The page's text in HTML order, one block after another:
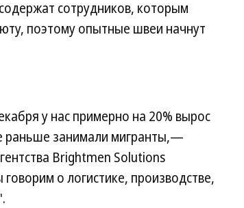
сотрудников, которым
поэтому опытные швеи начнут
у нас примерно на 20% вырос
раньше занимали мигранты,—
Brightmen Solutions
о логистике, производстве,